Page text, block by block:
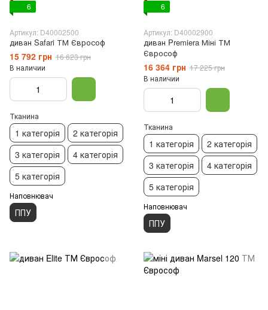
6
Артикул: D40002500
диван Safari ТМ Єврософ
15 792 грн 16 623 грн
В наличии
Тканина
1 категорія
2 категорія
3 категорія
4 категорія
5 категорія
Наповнювач
ППУ
6
Артикул: D40002900
диван Premiera Міні ТМ
Єврософ
16 364 грн 17 225 грн
В наличии
Тканина
1 категорія
2 категорія
3 категорія
4 категорія
5 категорія
Наповнювач
ППУ